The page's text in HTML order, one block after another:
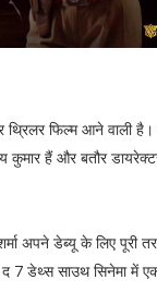
थ्रिलर फिल्म आने वाली
हैं और बतौर
अपने डेब्यू के लिए पूरी
द 7 डेथ्स साउथ सिनेमा